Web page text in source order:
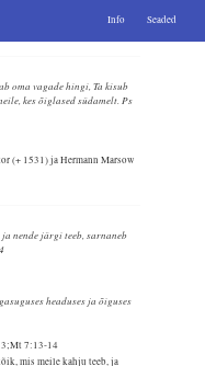
Info Seaded
oma vagade hingi, Ta kisub
kes õiglased südamelt. Ps
(+ 1531) ja Hermann Marsow
ja nende järgi teeb, sarnaneb
headuses ja õiguses
7:13-14
mis meile kahju teeb, ja